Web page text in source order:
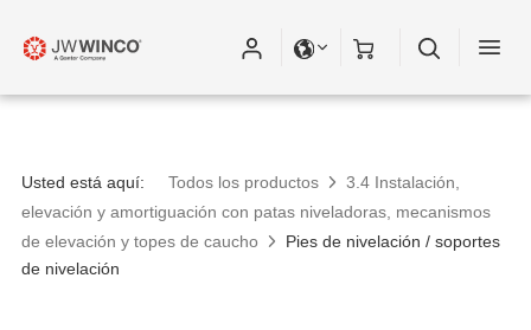
Usted está aquí: Todos los productos
3.4 Instalación,
elevación y amortiguación con patas niveladoras, mecanismos
de elevación y topes de caucho
Pies de nivelación / soportes
de nivelación